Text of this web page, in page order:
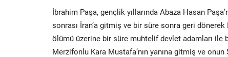
İbrahim Paşa, gençlik yıllarında Abaza Hasan
sonrası İran’a gitmiş ve bir süre sonra geri
ölümü üzerine bir süre muhtelif devlet adamları ile
Merzifonlu Kara Mustafa’nın yanına gitmiş ve